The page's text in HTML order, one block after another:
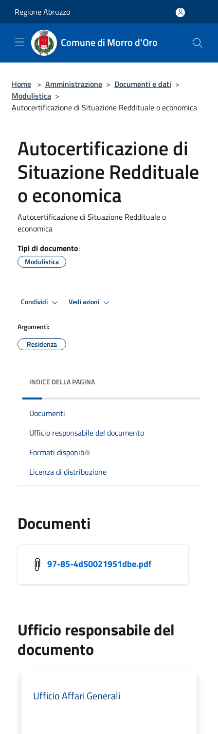
Regione Abruzzo
Comune di Morro d'Oro
Home > Amministrazione > Documenti e dati >
Modulistica >
Autocertificazione di Situazione Reddituale o economica
Autocertificazione di
Situazione Reddituale
o economica
Autocertificazione di Situazione Reddituale o
economica
Tipi di documento:
Modulistica
Condividi Vedi azioni
Argomenti:
Residenza
INDICE DELLA PAGINA
Documenti
Ufficio responsabile del documento
Formati disponibili
Licenza di distribuzione
Documenti
97-85-4d50021951dbe.pdf
Ufficio responsabile del
documento
Ufficio Affari Generali